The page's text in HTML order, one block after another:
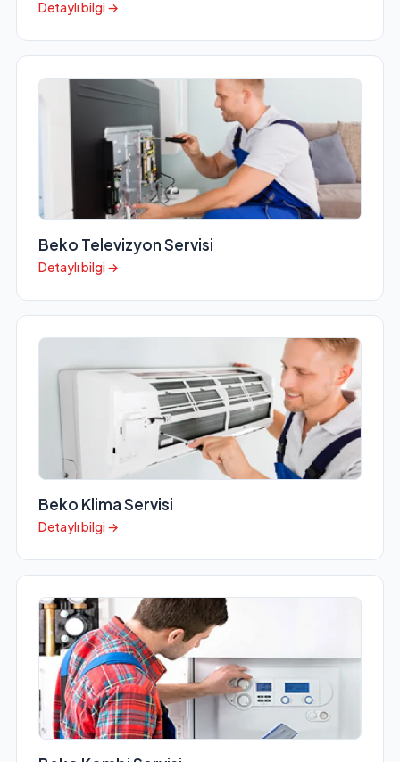
Detaylı bilgi →
Beko Televizyon Servisi
Detaylı bilgi →
Beko Klima Servisi
Detaylı bilgi →